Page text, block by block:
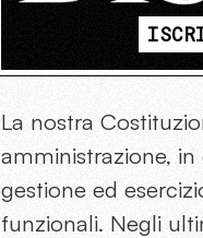
La nostra
amministrazione,
gestione ed
funzionali. Negli